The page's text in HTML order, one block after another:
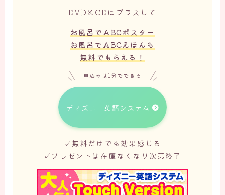
DVDとCDにプラスして
お風呂でABCポスター
お風呂でABCえほんも
無料でもらえる！
申込みは1分でできる
ディズニー英語システム
✓無料だけでも効果感じる
✓プレゼントは在庫なくなり次第終了